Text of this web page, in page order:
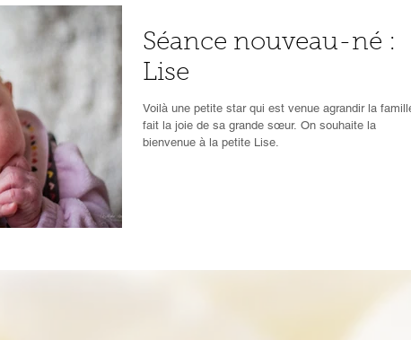
Séance nouveau-né :
Lise
Voilà une petite star qui est venue agrandir la
fait la joie de sa grande sœur. On souhaite la
bienvenue à la petite Lise.